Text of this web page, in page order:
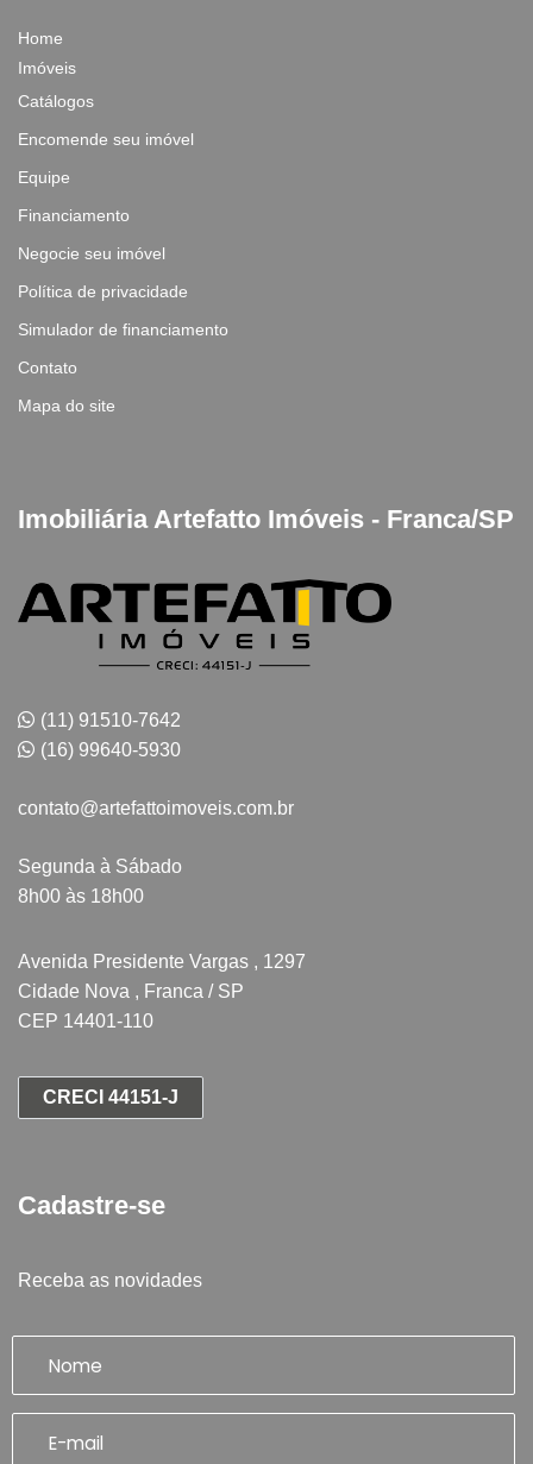
Home
Imóveis
Catálogos
Encomende seu imóvel
Equipe
Financiamento
Negocie seu imóvel
Política de privacidade
Simulador de financiamento
Contato
Mapa do site
Imobiliária Artefatto Imóveis - Franca/SP
(11) 91510-7642
(16) 99640-5930
contato@artefattoimoveis.com.br
Segunda à Sábado
8h00 às 18h00
Avenida Presidente Vargas , 1297
Cidade Nova , Franca / SP
CEP 14401-110
CRECI 44151-J
Cadastre-se
Receba as novidades